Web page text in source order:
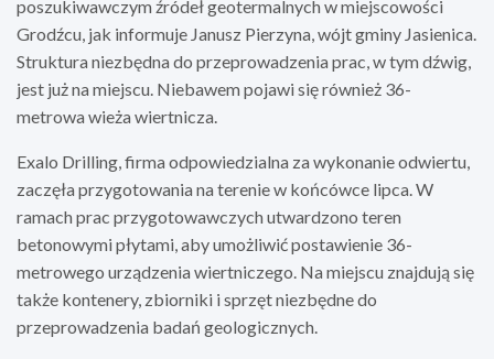
poszukiwawczym źródeł geotermalnych w miejscowości
Grodźcu, jak informuje Janusz Pierzyna, wójt gminy Jasienica.
Struktura niezbędna do przeprowadzenia prac, w tym dźwig,
jest już na miejscu. Niebawem pojawi się również 36-
metrowa wieża wiertnicza.
Exalo Drilling, firma odpowiedzialna za wykonanie odwiertu,
zaczęła przygotowania na terenie w końcówce lipca. W
ramach prac przygotowawczych utwardzono teren
betonowymi płytami, aby umożliwić postawienie 36-
metrowego urządzenia wiertniczego. Na miejscu znajdują się
także kontenery, zbiorniki i sprzęt niezbędne do
przeprowadzenia badań geologicznych.